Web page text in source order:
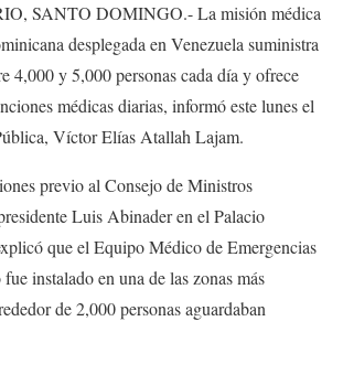
SANTO DOMINGO.- La misión médica
desplegada en Venezuela suministra
4,000 y 5,000 personas cada día y ofrece
médicas diarias, informó este lunes el
Víctor Elías Atallah Lajam.
previo al Consejo de Ministros
Luis Abinader en el Palacio
que el Equipo Médico de Emergencias
instalado en una de las zonas más
de 2,000 personas aguardaban